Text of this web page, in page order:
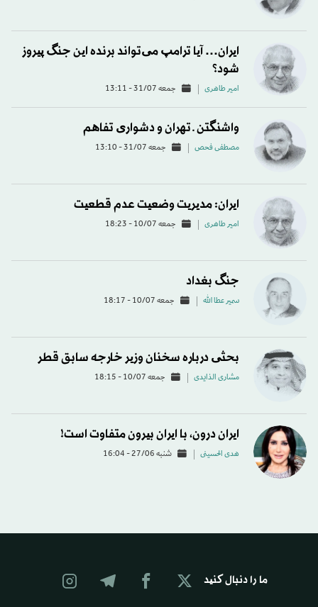
ایران… آیا ترامپ می‌تواند برنده این جنگ پیروز
شود؟
امیر طاهری جمعه 31/07 - 13:11
واشنگتن ـ تهران و دشواری تفاهم
مصطفی فحص جمعه 31/07 - 13:10
ایران: مدیریت وضعیت عدم قطعیت
امیر طاهری جمعه 10/07 - 18:23
جنگ بغداد
سمير عطا الله جمعه 10/07 - 18:17
بحثی درباره سخنان وزیر خارجه سابق قطر
مشاری الذایدی جمعه 10/07 - 18:15
ایران درون، با ایران بیرون متفاوت است!
هدی الحسینی شنبه 27/06 - 16:04
ما را دنبال کنید